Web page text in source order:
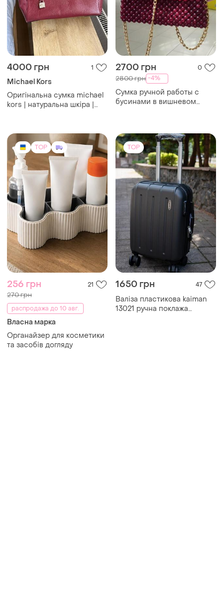
4000 грн 1
Michael Kors
Оригінальна сумка michael
kors | натуральна шкіра |
2700 грн 0
2800 грн -4%
Сумка ручной работы с
бусинами в вишневом
TOP
256 грн 21
270 грн
распродажа до 10 авг.
Власна марка
Органайзер для косметики
та засобів догляду
TOP
1650 грн 47
Валіза пластикова kaiman
13021 ручна поклажа